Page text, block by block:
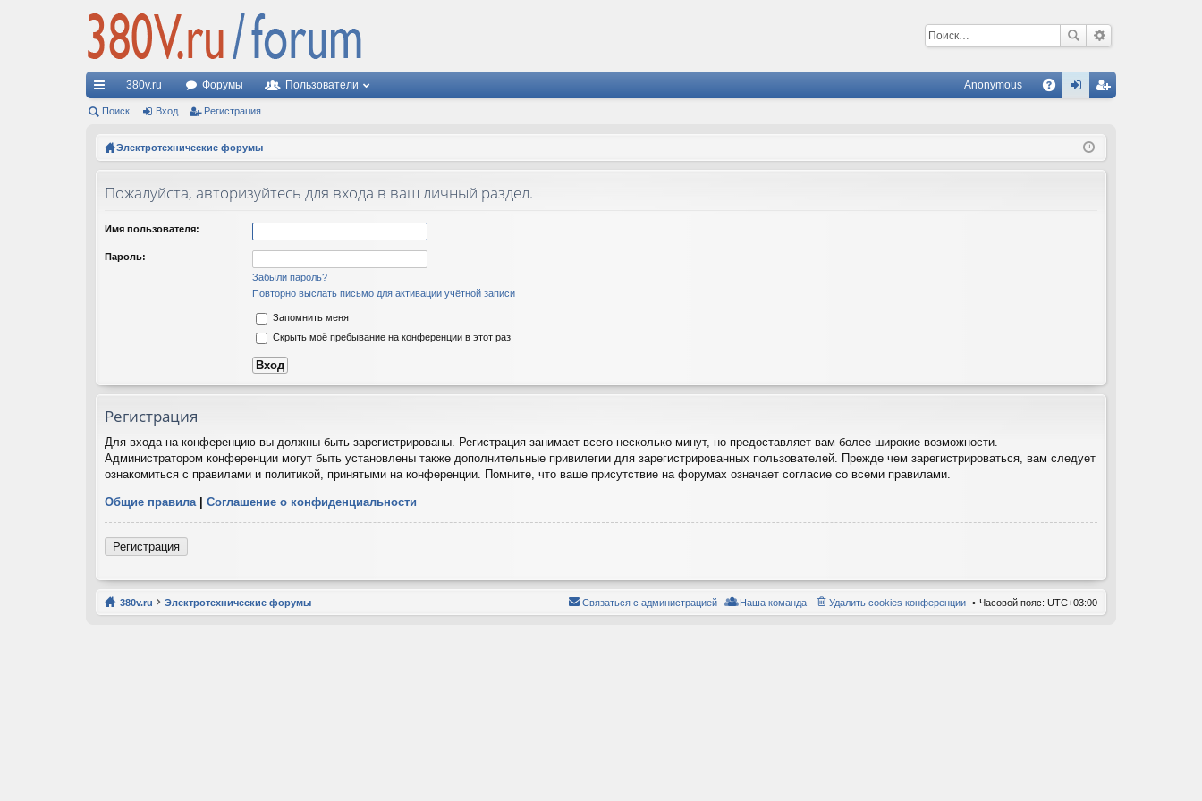
С
с
380v.ru Форумы Пользователи Anonymous
ис
Поиск Вход Регистрация
Электротехнические форумы
Пожалуйста, авторизуйтесь для входа в ваш личный раздел.
Имя пользователя:
Пароль:
Забыли пароль?
Повторно выслать письмо для активации учётной записи
Запомнить меня
Скрыть моё пребывание на конференции в этот раз
Регистрация
Для входа на конференцию вы должны быть зарегистрированы. Регистрация занимает всего несколько минут, но предоставляет вам более широкие возможности.
Администратором конференции могут быть установлены также дополнительные привилегии для зарегистрированных пользователей. Прежде чем зарегистрироваться, вам следует
ознакомиться с правилами и политикой, принятыми на конференции. Помните, что ваше присутствие на форумах означает согласие со всеми правилами.
Общие правила | Соглашение о конфиденциальности
Регистрация
380v.ru Электротехнические форумы Часовой пояс: UTC+03:00
Удалить cookies конференции
Наша команда
Связаться с администрацией